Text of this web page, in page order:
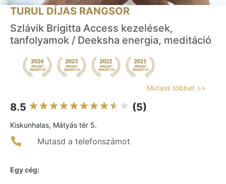
TURUL DÍJAS RANGSOR
Szlávik Brigitta Access kezelések,
tanfolyamok / Deeksha energia, meditáció
Mutass többet >>
8.5 (5)
Kiskunhalas, Mátyás tér 5.
Mutasd a telefonszámot
Egy cég: